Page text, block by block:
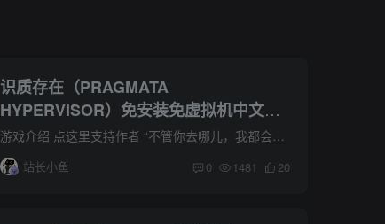
识质存在（PRAGMATA
HYPERVISOR）免安装免虚拟机中文版
下载
游戏介绍 点这里支持作者 “不管你去哪儿，我都会陪着你。” 《Pragmata》是卡普空推出的一款独特的科幻动作冒险游戏。玩家将跟随命运多舛的调查队队员“休”和机器人小女孩“戴安娜”，在被失...
站长小鱼 0 1481 20